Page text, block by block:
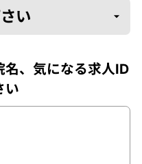
、気になる求人ID
い